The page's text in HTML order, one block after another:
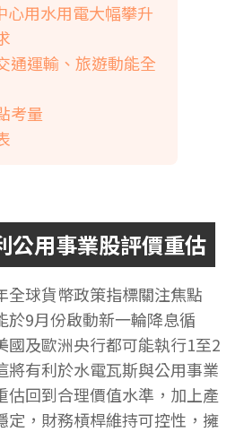
心用水用電大幅攀升
通運輸、旅遊動能全
考量
公用事業股評價重估
全球貨幣政策指標關注焦點
於9月份啟動新一輪降息循
國及歐洲央行都可能執行1至2
將有利於水電瓦斯與公用事業
估回到合理價值水準，加上產
定，財務槓桿維持可控性，擁